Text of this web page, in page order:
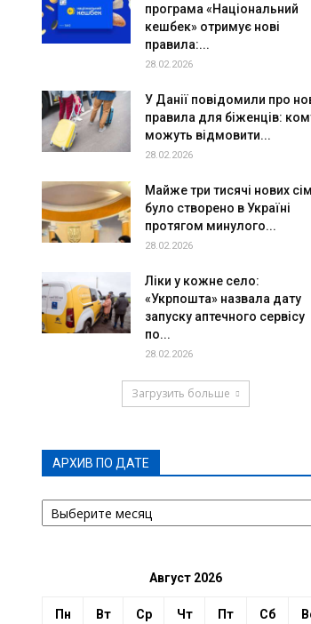
програма «Національний
кешбек» отримує нові
правила:...
28.02.2026
У Данії повідомили про
правила для біженців:
можуть відмовити...
28.02.2026
Майже три тисячі нових
було створено в Україні
протягом минулого...
28.02.2026
Ліки у кожне село:
«Укрпошта» назвала дату
запуску аптечного сервісу
по...
28.02.2026
Загрузить больше
АРХИВ ПО ДАТЕ
АРХИВ
ПО
Август 2026
Пн Вт Ср Чт Пт Сб